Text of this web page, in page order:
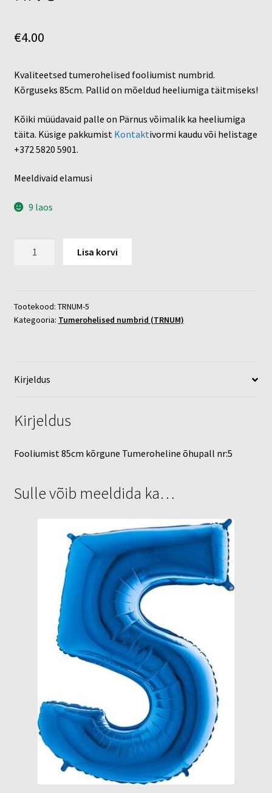
€4.00
Kvaliteetsed tumerohelised fooliumist numbrid.
Kõrguseks 85cm. Pallid on mõeldud heeliumiga täitmiseks!
Kõiki müüdavaid palle on Pärnus võimalik ka heeliumiga
täita. Küsige pakkumist Kontaktivormi kaudu või helistage
+372 5820 5901.
Meeldivaid elamusi
9 laos
kogus
Lisa korvi
Tootekood: TRNUM-5
Kategooria: Tumerohelised numbrid (TRNUM)
Kirjeldus
Kirjeldus
Fooliumist 85cm kõrgune Tumeroheline õhupall nr:5
Sulle võib meeldida ka…